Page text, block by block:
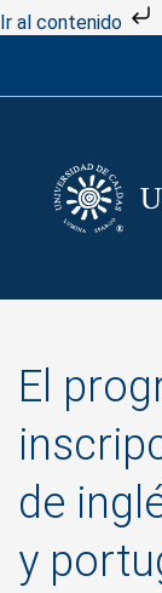
Ir al contenido
El
de
y